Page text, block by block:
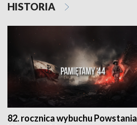
HISTORIA
82. rocznica wybuchu Powstania